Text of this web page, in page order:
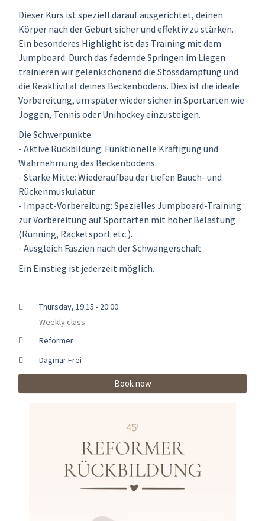
Dieser Kurs ist speziell darauf ausgerichtet, deinen
Körper nach der Geburt sicher und effektiv zu stärken.
Ein besonderes Highlight ist das Training mit dem
Jumpboard: Durch das federnde Springen im Liegen
trainieren wir gelenkschonend die Stossdämpfung und
die Reaktivität deines Beckenbodens. Dies ist die ideale
Vorbereitung, um später wieder sicher in Sportarten wie
Joggen, Tennis oder Unihockey einzusteigen.
Die Schwerpunkte:
- Aktive Rückbildung: Funktionelle Kräftigung und
Wahrnehmung des Beckenbodens.
- Starke Mitte: Wiederaufbau der tiefen Bauch- und
Rückenmuskulatur.
- Impact-Vorbereitung: Spezielles Jumpboard-Training
zur Vorbereitung auf Sportarten mit hoher Belastung
(Running, Racketsport etc.).
- Ausgleich Faszien nach der Schwangerschaft
Ein Einstieg ist jederzeit möglich.
Thursday, 19:15 - 20:00
Weekly class
Reformer
Dagmar Frei
Book now